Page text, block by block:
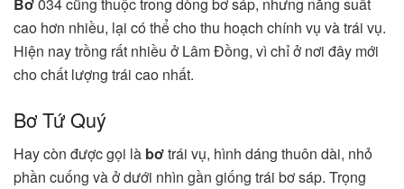
cao hơn nhiều, lại có thể cho thu hoạch chính vụ và trái vụ.
Hiện nay trồng rất nhiều ở Lâm Đồng, vì chỉ ở nơi đây mới
cho chất lượng trái cao nhất.
Bơ Tứ Quý
Hay còn được gọi là bơtrái vụ, hình dáng thuôn dài, nhỏ
phần cuống và ở dưới nhìn gần giống trái bơ sáp. Trọng